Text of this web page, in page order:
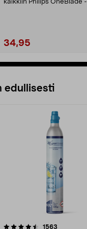
kaikkiin Philips OneBlade -
34,95
edullisesti
1563
4.5viidestä